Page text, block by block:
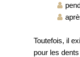
Toutefois, il
pour les